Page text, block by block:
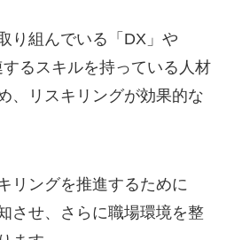
り組んでいる「DX」や
するスキルを持っている人材
、リスキリングが効果的な
リングを推進するために
させ、さらに職場環境を整